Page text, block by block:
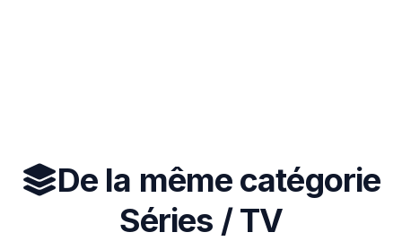
De la même catégorie
Séries / TV